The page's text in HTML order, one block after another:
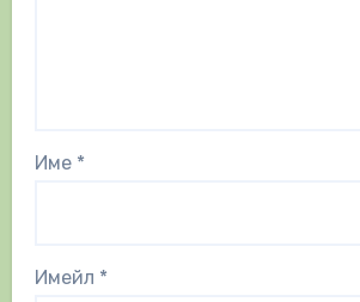
Име *
Имейл *